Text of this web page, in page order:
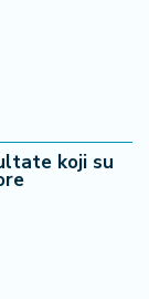
koji su